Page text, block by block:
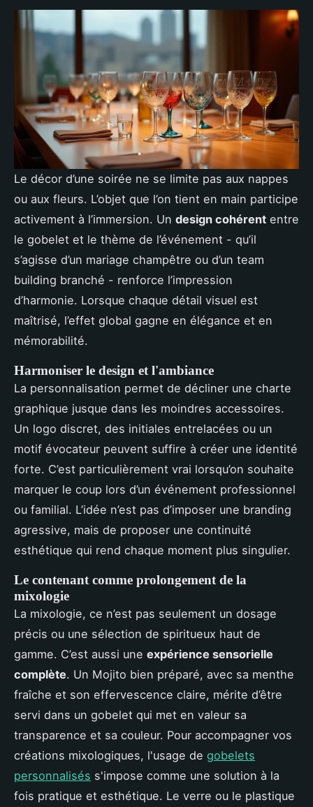
Le décor d’une soirée ne se limite pas aux nappes
ou aux fleurs. L’objet que l’on tient en main participe
activement à l’immersion. Un design cohérent entre
le gobelet et le thème de l’événement - qu’il
s’agisse d’un mariage champêtre ou d’un team
building branché - renforce l’impression
d’harmonie. Lorsque chaque détail visuel est
maîtrisé, l’effet global gagne en élégance et en
mémorabilité.
Harmoniser le design et l'ambiance
La personnalisation permet de décliner une charte
graphique jusque dans les moindres accessoires.
Un logo discret, des initiales entrelacées ou un
motif évocateur peuvent suffire à créer une identité
forte. C’est particulièrement vrai lorsqu’on souhaite
marquer le coup lors d’un événement professionnel
ou familial. L’idée n’est pas d’imposer une branding
agressive, mais de proposer une continuité
esthétique qui rend chaque moment plus singulier.
Le contenant comme prolongement de la
mixologie
La mixologie, ce n’est pas seulement un dosage
précis ou une sélection de spiritueux haut de
gamme. C’est aussi une expérience sensorielle
complète. Un Mojito bien préparé, avec sa menthe
fraîche et son effervescence claire, mérite d’être
servi dans un gobelet qui met en valeur sa
transparence et sa couleur. Pour accompagner vos
créations mixologiques, l'usage de gobelets
personnalisés s'impose comme une solution à la
fois pratique et esthétique. Le verre ou le plastique